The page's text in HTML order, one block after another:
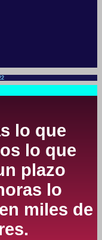
lo que
lo que
plazo
lo
miles de